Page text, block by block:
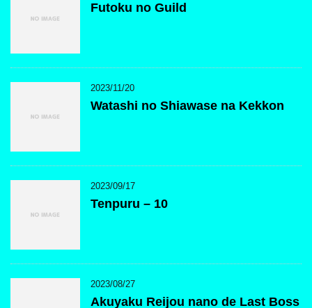
Futoku no Guild
2023/11/20
Watashi no Shiawase na Kekkon
2023/09/17
Tenpuru – 10
2023/08/27
Akuyaku Reijou nano de Last Boss